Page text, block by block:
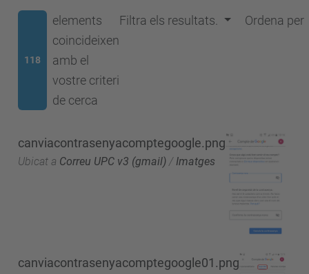
118
elements
coincideixen
amb el
vostre criteri
de cerca
Filtra els resultats. Ordena per
canviacontrasenyacomptegoogle.png
Ubicat a Correu UPC v3 (gmail) / Imatges
canviacontrasenyacomptegoogle01.png